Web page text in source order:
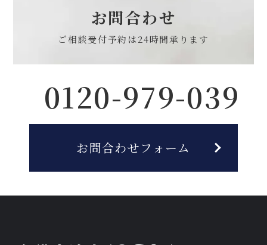
お問合わせ
ご相談受付予約は24時間承ります
0120-979-039
お問合わせフォーム